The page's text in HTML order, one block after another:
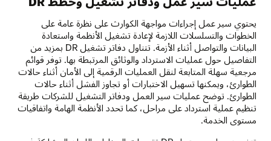
يحتوي سير عمل إجراءات مواجهة الكوارث على نظرة عامة على
الخطوات والتسلسلات اللازمة لإعادة تشغيل الأنظمة واستعادة
البيانات والتواصل أثناء الأزمة. تتناول دفاتر تشغيل DR بمزيد من
التفاصيل حول عمليات الاسترداد والوثائق المرتبطة بها. توفر قوائم
مرجعية سهلة المتابعة لنقل العمليات الرقمية إلى الأمان أثناء حالات
الطوارئ، ويمكنها تسهيل الاختبارات أو تجاوز الفشل أثناء حالات
الطوارئ. توضح عمليات سير العمل ودفاتر التشغيل للشركات طريقة
تنظيم عملية استرداد على مراحل، كما تحدد الأنظمة الهامة واتفاقيات
مستوى الخدمة.